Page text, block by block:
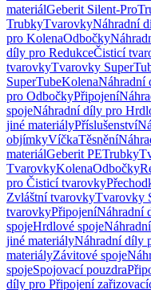
materiálGeberit Silent-Pro
TrubkyTvarovkyNáhradní
pro KolenaOdbočky
díly pro RedukceČisticí
tvarovkyTvarovky
SuperTubeKolenaNáhradní
pro OdbočkyPřipojení
spojeNáhradní díly pro
jiné materiályPříslušenství
objímkyVíčkaTěsnění
materiálGeberit PETrubky
TvarovkyKolenaOdbočky
pro Čisticí tvarovky
Zvláštní tvarovkyTvarovky
tvarovkyPřipojeníNáhradní
spojeHrdlové spoje
jiné materiályNáhradní díly
materiályZávitové spoje
spojeSpojovací pouzdra
díly pro Připojení